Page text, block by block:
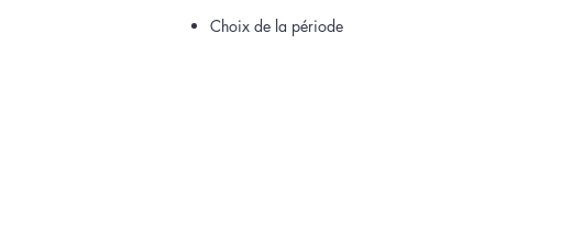
Choix de la période